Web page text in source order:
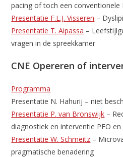
pacing of toch een conventionele
Presentatie F.L.J. Visseren –
Presentatie T. Aipassa –
vragen in de spreekkamer
CNE Opereren of
Programma
Presentatie N. Hahurij – niet
Presentatie P. van Bronswijk –
diagnostiek en interventie PFO en
Presentatie W. Schmeitz –
pragmatische benadering